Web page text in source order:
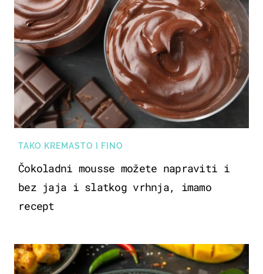
TAKO KREMASTO I FINO
Čokoladni mousse možete napraviti i
bez jaja i slatkog vrhnja, imamo
recept